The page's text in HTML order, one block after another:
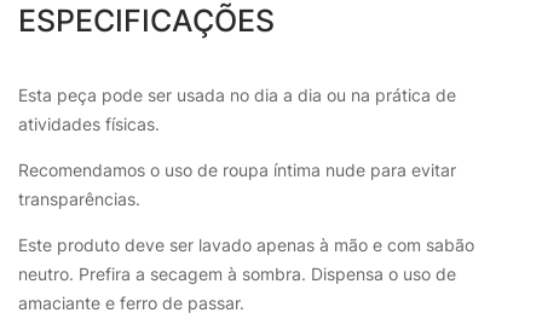
ESPECIFICAÇÕES
Esta peça pode ser usada no dia a dia ou na prática de
atividades físicas.
Recomendamos o uso de roupa íntima nude para evitar
transparências.
Este produto deve ser lavado apenas à mão e com sabão
neutro. Prefira a secagem à sombra. Dispensa o uso de
amaciante e ferro de passar.